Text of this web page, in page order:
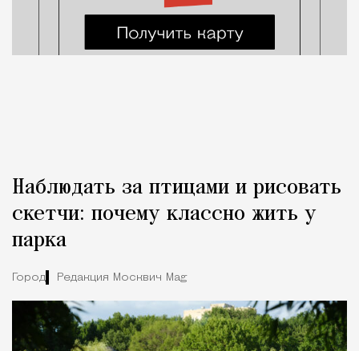
Наблюдать за птицами и рисовать
скетчи: почему классно жить у
парка
Город Редакция Москвич Mag